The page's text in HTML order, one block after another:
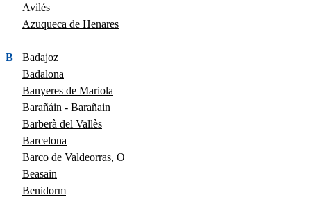
Avilés
Azuqueca de Henares
B
Badajoz
Badalona
Banyeres de Mariola
Barañáin - Barañain
Barberà del Vallès
Barcelona
Barco de Valdeorras, O
Beasain
Benidorm